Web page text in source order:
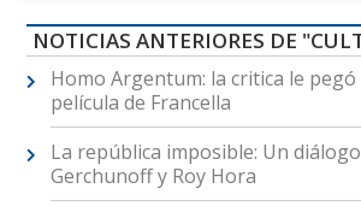
NOTICIAS ANTERIORES DE
Homo Argentum: la critica le pegó
película de Francella
La república imposible: Un
Gerchunoff y Roy Hora